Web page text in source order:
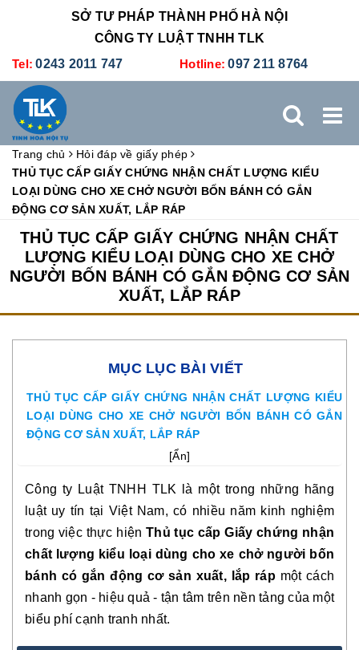
SỞ TƯ PHÁP THÀNH PHỐ HÀ NỘI
CÔNG TY LUẬT TNHH TLK
Tel: 0243 2011 747 Hotline: 097 211 8764
TRANG CHỦ GIỚI THIỆU DỊCH VỤ PHÁP LÝ
DỊCH VỤ KẾ TOÁN - THUẾ XÚC TIẾN THƯƠNG MẠI
BẢNG GIÁ ĐÀO TẠO TUYỂN DỤNG LIÊN HỆ
Trang chủ
Hỏi đáp về giấy phép
THỦ TỤC CẤP GIẤY CHỨNG NHẬN CHẤT LƯỢNG KIỂU
LOẠI DÙNG CHO XE CHỞ NGƯỜI BỐN BÁNH CÓ GẮN
ĐỘNG CƠ SẢN XUẤT, LẮP RÁP
THỦ TỤC CẤP GIẤY CHỨNG NHẬN CHẤT
LƯỢNG KIỂU LOẠI DÙNG CHO XE CHỞ
NGƯỜI BỐN BÁNH CÓ GẮN ĐỘNG CƠ SẢN
XUẤT, LẮP RÁP
MỤC LỤC BÀI VIẾT
THỦ TỤC CẤP GIẤY CHỨNG NHẬN CHẤT LƯỢNG KIỂU
LOẠI DÙNG CHO XE CHỞ NGƯỜI BỐN BÁNH CÓ GẮN
ĐỘNG CƠ SẢN XUẤT, LẮP RÁP
[Ẩn]
Công ty Luật TNHH TLK là một trong những hãng
luật uy tín tại Việt Nam, có nhiều năm kinh nghiệm
trong việc thực hiện Thủ tục cấp Giấy chứng nhận
chất lượng kiểu loại dùng cho xe chở người bốn
bánh có gắn động cơ sản xuất, lắp ráp một cách
nhanh gọn - hiệu quả - tận tâm trên nền tảng của một
biểu phí cạnh tranh nhất.